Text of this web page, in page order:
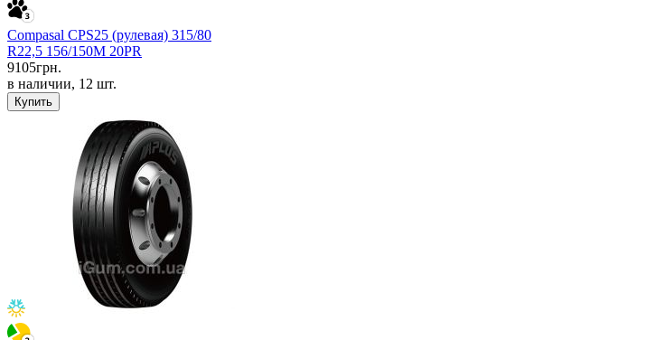
Compasal CPS25 (рулевая) 315/80
R22,5 156/150M 20PR
9105грн.
в наличии, 12 шт.
Купить